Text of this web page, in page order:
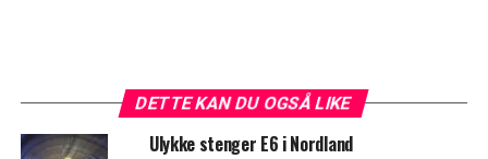
DETTE KAN DU OGSÅ LIKE
Ulykke stenger E6 i Nordland